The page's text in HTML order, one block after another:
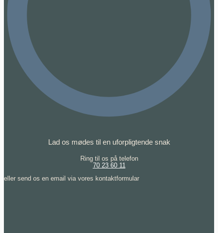
Lad os mødes til en uforpligtende snak
Ring til os på telefon
70 23 60 11
eller send os en email via vores kontaktformular